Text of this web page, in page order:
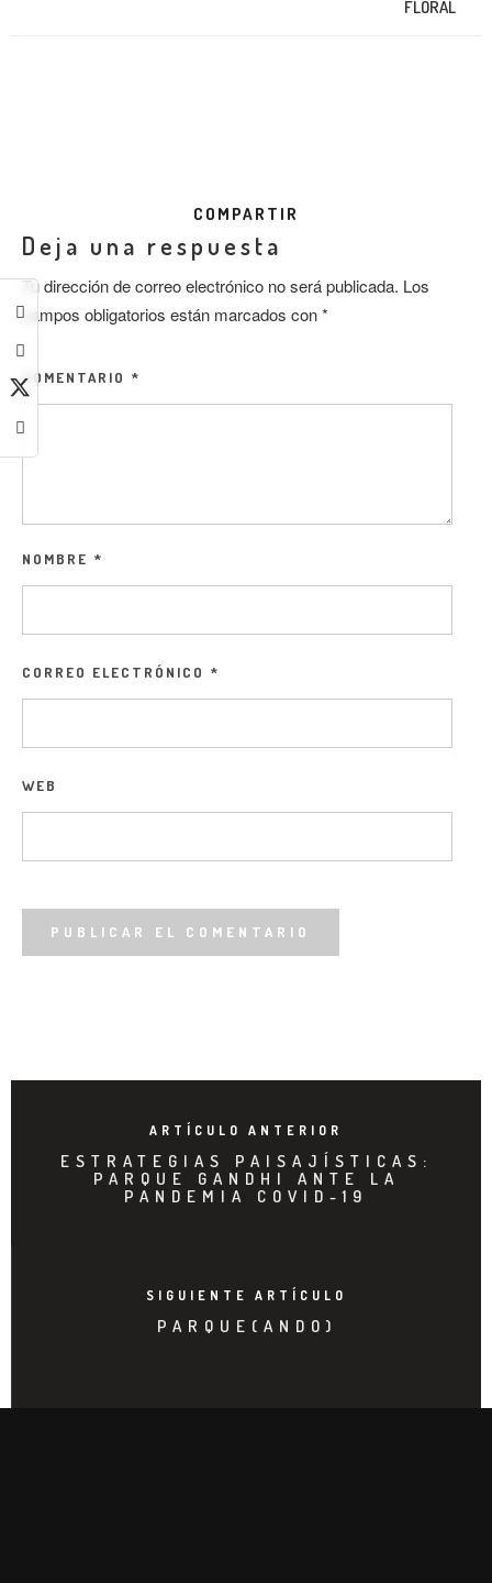
COMPARTIR
Deja una respuesta
Tu dirección de correo electrónico no será publicada. Los
campos obligatorios están marcados con*
COMENTARIO *
NOMBRE *
CORREO ELECTRÓNICO *
WEB
ARTÍCULO ANTERIOR
ESTRATEGIAS PAISAJÍSTICAS:
PARQUE GANDHI ANTE LA
PANDEMIA COVID-19
SIGUIENTE ARTÍCULO
PARQUE(ANDO)